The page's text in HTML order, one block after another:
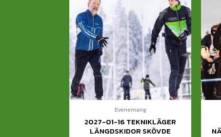
Evenemang
2027-01-16 TEKNIKLÄGER
LÄNGDSKIDOR SKÖVDE